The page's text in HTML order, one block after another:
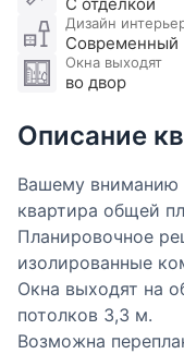
Дизайн
Современный
Окна выходят
во двор
Описание
Вашему вниманию
квартира общей
Планировочное
изолированные
Окна выходят на
потолков 3,3 м.
Возможна